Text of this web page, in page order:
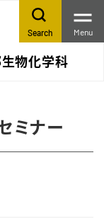
物化学科
Search Menu
ミナー